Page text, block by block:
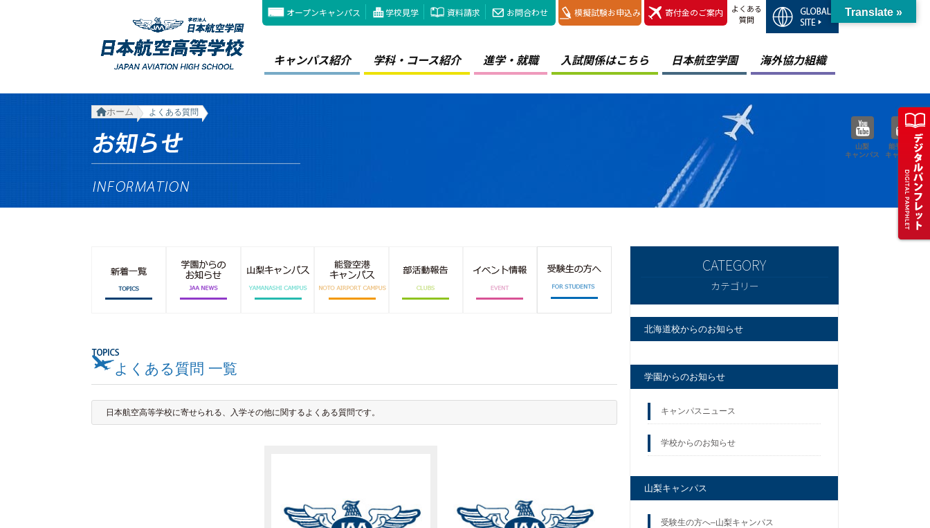
オープンキャンパス 学校見学 資料請求 お問合わせ 模擬試験お申込み 寄付金のご案内
よくある
質問
キャンパス紹介 学科・コース紹介 進学・就職 入試関係はこちら 日本航空学園 海外協力組織
山梨
キャンパス
能登空港
キャンパス
ホーム よくある質問
よくある質問 一覧
日本航空高等学校に寄せられる、入学その他に関するよくある質問です。
カテゴリー
北海道校からのお知らせ
学園からのお知らせ
キャンパスニュース
学校からのお知らせ
山梨キャンパス
受験生の方へ–山梨キャンパス
Translate »